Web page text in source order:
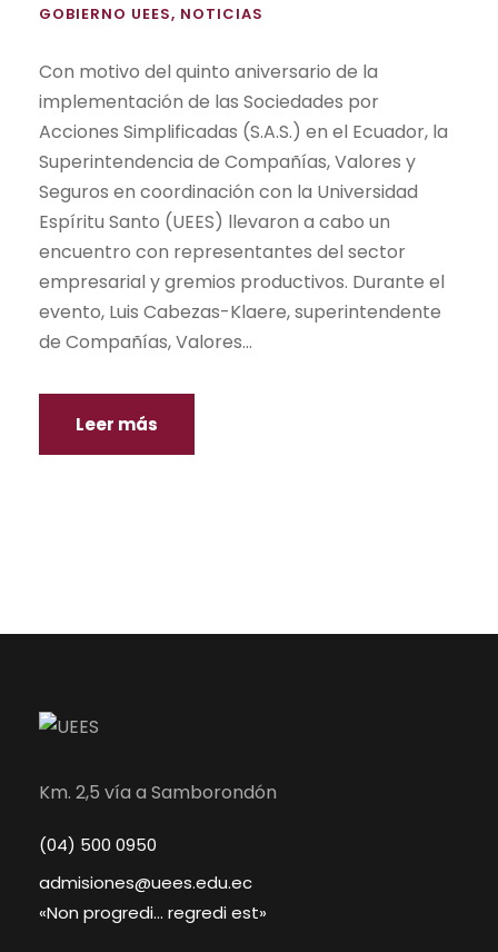
GOBIERNO UEES, NOTICIAS
Con motivo del quinto aniversario de la
implementación de las Sociedades por
Acciones Simplificadas (S.A.S.) en el Ecuador, la
Superintendencia de Compañías, Valores y
Seguros en coordinación con la Universidad
Espíritu Santo (UEES) llevaron a cabo un
encuentro con representantes del sector
empresarial y gremios productivos. Durante el
evento, Luis Cabezas-Klaere, superintendente
de Compañías, Valores...
Leer más
Km. 2,5 vía a Samborondón
(04) 500 0950
admisiones@uees.edu.ec
«Non progredi… regredi est»